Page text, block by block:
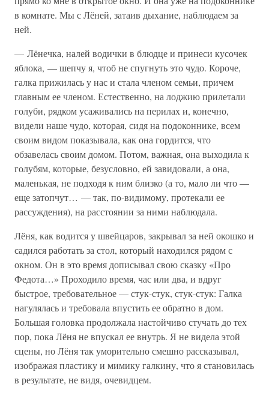
в комнате. Мы с Лёней, затаив дыхание, наблюдаем за
ней.
— Лёнечка, налей водички в блюдце и принеси кусочек
яблока, — шепчу я, чтоб не спугнуть это чудо. Короче,
галка прижилась у нас и стала членом семьи, причем
главным ее членом. Естественно, на лоджию прилетали
голуби, рядком усаживались на перилах и, конечно,
видели наше чудо, которая, сидя на подоконнике, всем
своим видом показывала, как она гордится, что
обзавелась своим домом. Потом, важная, она выходила к
голубям, которые, безусловно, ей завидовали, а она,
маленькая, не подходя к ним близко (а то, мало ли что —
еще затопчут… — так, по-видимому, протекали ее
рассуждения), на расстоянии за ними наблюдала.
Лёня, как водится у швейцаров, закрывал за ней окошко и
садился работать за стол, который находился рядом с
окном. Он в это время дописывал свою сказку «Про
Федота…» Проходило время, час или два, и вдруг
быстрое, требовательное — стук-стук, стук-стук: Галка
нагулялась и требовала впустить ее обратно в дом.
Большая головка продолжала настойчиво стучать до тех
пор, пока Лёня не впускал ее внутрь. Я не видела этой
сцены, но Лёня так уморительно смешно рассказывал,
изображая пластику и мимику галкину, что я становилась
в результате, не видя, очевидцем.